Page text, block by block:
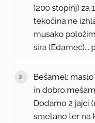
(200 stopinj) za
tekočina ne
musako
sira (Edamec)...
Bešamel:
in dobro
Dodamo 2 jajci
smetano ter na